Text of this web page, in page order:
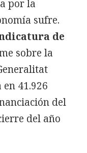
por la
sufre.
de
sobre la
41.926
del
del año